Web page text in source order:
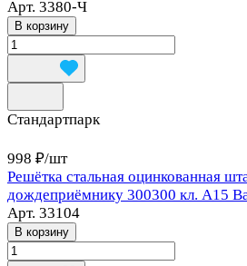
Арт. 3380-Ч
В корзину
Стандартпарк
998 ₽/шт
Решётка стальная оцинкованная
дождеприёмнику 300300 кл. А15
Арт. 33104
В корзину